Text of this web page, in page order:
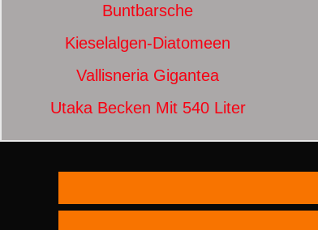
Buntbarsche
Kieselalgen-Diatomeen
Vallisneria Gigantea
Utaka Becken Mit 540 Liter